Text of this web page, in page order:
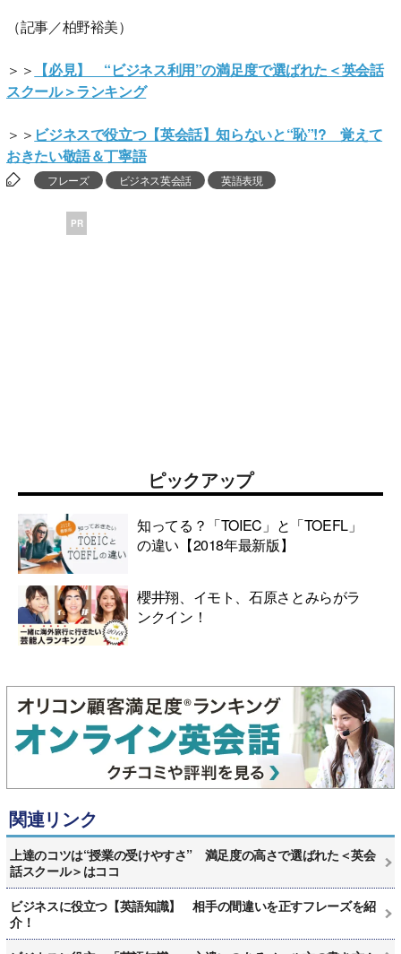
（記事／柏野裕美）
＞＞ 【必見】 “ビジネス利用”の満足度で選ばれた＜英会話
スクール＞ランキング
＞＞ ビジネスで役立つ【英会話】知らないと“恥”!? 覚えて
おきたい敬語＆丁寧語
フレーズ ビジネス英会話 英語表現
PR
ピックアップ
知ってる？「TOIEC」と「TOEFL」
の違い【2018年最新版】
櫻井翔、イモト、石原さとみらがラ
ンクイン！
関連リンク
上達のコツは“授業の受けやすさ” 満足度の高さで選ばれた＜英会
話スクール＞はココ
ビジネスに役立つ【英語知識】 相手の間違いを正すフレーズを紹
介！